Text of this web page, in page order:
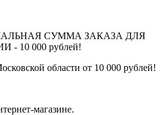
СУММА ЗАКАЗА ДЛЯ
10 000 рублей!
области от 10 000 рублей!
магазине.